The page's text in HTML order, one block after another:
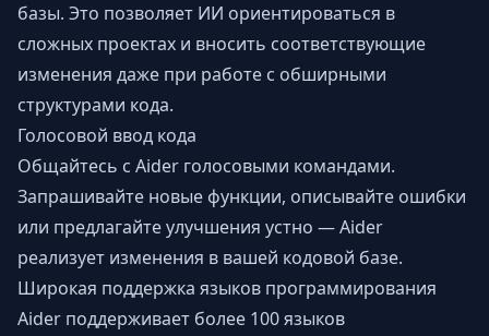
базы. Это позволяет ИИ ориентироваться в
сложных проектах и вносить соответствующие
изменения даже при работе с обширными
структурами кода.
Голосовой ввод кода
Общайтесь с Aider голосовыми командами.
Запрашивайте новые функции, описывайте ошибки
или предлагайте улучшения устно — Aider
реализует изменения в вашей кодовой базе.
Широкая поддержка языков программирования
Aider поддерживает более 100 языков